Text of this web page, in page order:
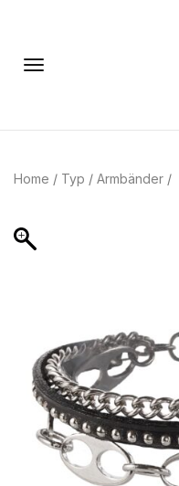
Home / Typ / Armbänder /